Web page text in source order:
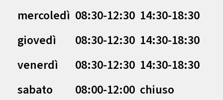
mercoledì 08:30-12:30 14:30-18:30
giovedì
08:30-12:30 14:30-18:30
venerdì
08:30-12:30 14:30-18:30
sabato
08:00-12:00 chiuso